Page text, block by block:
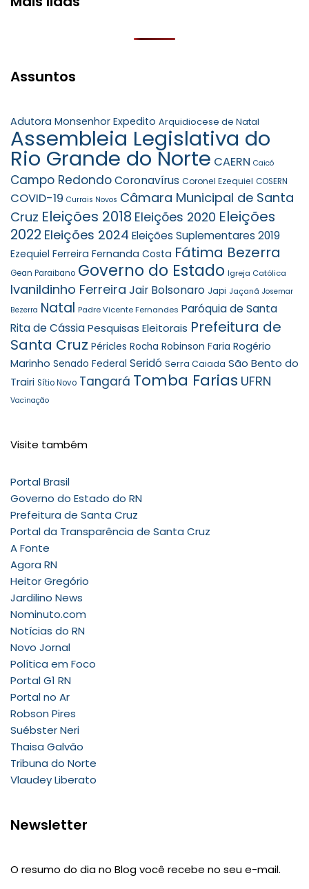
Assuntos
Adutora Monsenhor Expedito Arquidiocese de Natal
Assembleia Legislativa do
Rio Grande do Norte CAERN Caicó
Campo RedondoCoronavírus Coronel Ezequiel COSERN
COVID-19 Currais Novos Câmara Municipal de Santa
Cruz Eleições 2018 Eleições 2020 Eleições
2022 Eleições 2024 Eleições Suplementares 2019
Ezequiel Ferreira Fernanda Costa Fátima Bezerra
Gean Paraibano Governo do Estado Igreja Católica
Ivanildinho Ferreira Jair Bolsonaro Japi Jaçanã Josemar
Bezerra Natal Padre Vicente Fernandes Paróquia de Santa
Rita de CássiaPesquisas Eleitorais Prefeitura de
Santa Cruz Péricles Rocha Robinson Faria Rogério
Marinho Senado Federal Seridó Serra Caiada São Bento do
Trairi Sítio Novo Tangará Tomba Farias UFRN
Vacinação
Visite também
Portal Brasil
Governo do Estado do RN
Prefeitura de Santa Cruz
Portal da Transparência de Santa Cruz
A Fonte
Agora RN
Heitor Gregório
Jardilino News
Nominuto.com
Notícias do RN
Novo Jornal
Política em Foco
Portal G1 RN
Portal no Ar
Robson Pires
Suébster Neri
Thaisa Galvão
Tribuna do Norte
Vlaudey Liberato
Newsletter
O resumo do dia no Blog você recebe no seu e-mail.